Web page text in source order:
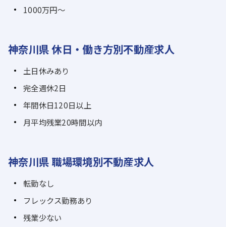
1000万円～
神奈川県 休日・働き方別不動産求人
土日休みあり
完全週休2日
年間休日120日以上
月平均残業20時間以内
神奈川県 職場環境別不動産求人
転勤なし
フレックス勤務あり
残業少ない